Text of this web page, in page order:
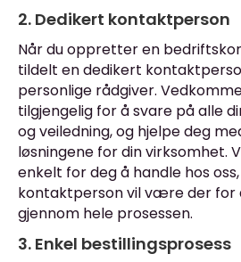
2. Dedikert kontaktperson
Når du oppretter en
tildelt en dedikert
personlige rådgiver.
tilgjengelig for å svare på alle
og veiledning, og hjelpe deg
løsningene for din virksomhet.
enkelt for deg å handle hos
kontaktperson vil være der for
gjennom hele prosessen.
3. Enkel bestillingsprosess